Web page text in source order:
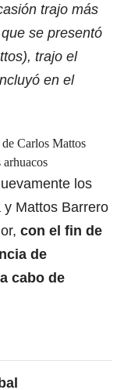
trajo más
se presentó
trajo el
en el
Carlos Mattos
arhuacos
los
Mattos Barrero
con el fin de
de
cabo de